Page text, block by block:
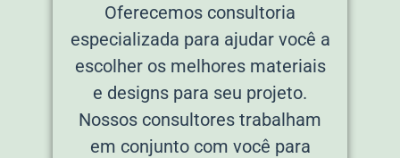
Oferecemos consultoria
especializada para ajudar você a
escolher os melhores materiais
e designs para seu projeto.
Nossos consultores trabalham
em conjunto com você para